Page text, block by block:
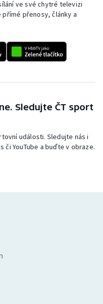
ve své chytré televizi
přenosy, články a
Sledujte ČT sport
události. Sledujte nás i
či YouTube a buďte v obraze.